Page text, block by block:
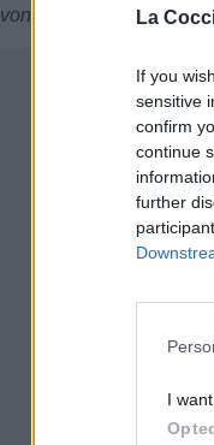
La
If you
sensitive
confirm
continue
further
I
aller plus haut